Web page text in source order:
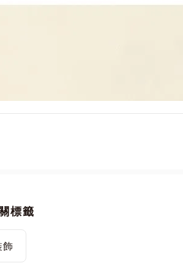
標籤
飾